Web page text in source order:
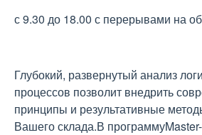
с 9.30 до 18.00 с перерывами на
Глубокий, развернутый анализ
процессов позволит внедрить
принципы и результативные
Вашего склада.В